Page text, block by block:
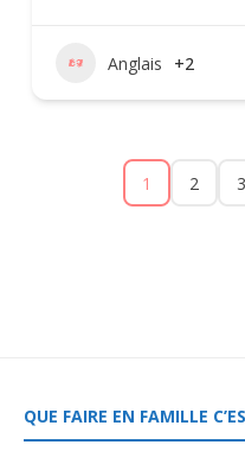
Anglais +2
1 2 3
QUE FAIRE EN FAMILLE